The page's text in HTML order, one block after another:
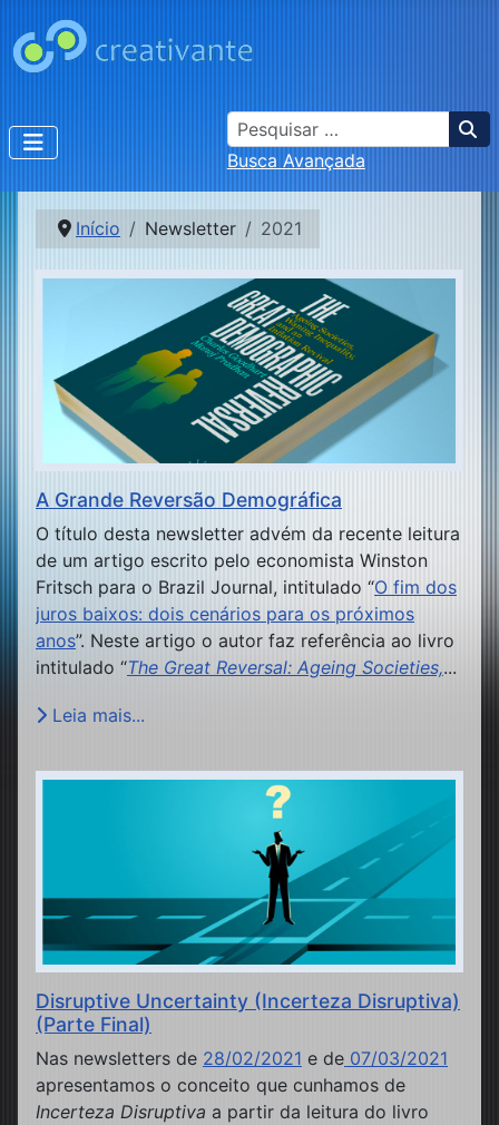
Busca
Busca Avançada
Início Newsletter 2021
A Grande Reversão Demográfica
O título desta newsletter advém da recente leitura
de um artigo escrito pelo economista Winston
Fritsch para o Brazil Journal, intitulado “O fim dos
juros baixos: dois cenários para os próximos
anos”. Neste artigo o autor faz referência ao livro
intitulado “The Great Reversal: Ageing Societies,...
Leia mais...
Disruptive Uncertainty (Incerteza Disruptiva)
(Parte Final)
Nas newsletters de 28/02/2021 e de 07/03/2021
apresentamos o conceito que cunhamos de
Incerteza Disruptiva a partir da leitura do livro